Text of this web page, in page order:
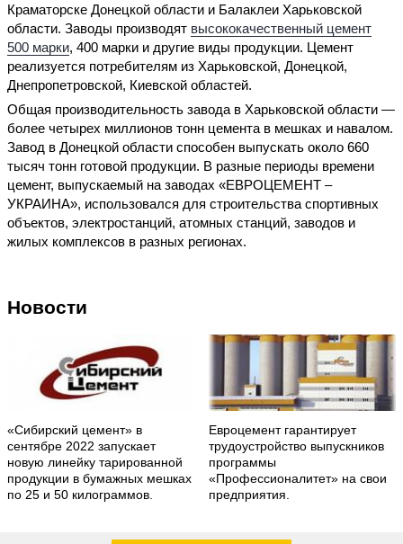
Краматорске Донецкой области и Балаклеи Харьковской
области. Заводы производят высококачественный цемент
500 марки, 400 марки и другие виды продукции. Цемент
реализуется потребителям из Харьковской, Донецкой,
Днепропетровской, Киевской областей.
Общая производительность завода в Харьковской области —
более четырех миллионов тонн цемента в мешках и навалом.
Завод в Донецкой области способен выпускать около 660
тысяч тонн готовой продукции. В разные периоды времени
цемент, выпускаемый на заводах «ЕВРОЦЕМЕНТ –
УКРАИНА», использовался для строительства спортивных
объектов, электростанций, атомных станций, заводов и
жилых комплексов в разных регионах.
Новости
«Сибирский цемент» в
сентябре 2022 запускает
новую линейку тарированной
продукции в бумажных мешках
по 25 и 50 килограммов.
Евроцемент гарантирует
трудоустройство выпускников
программы
«Профессионалитет» на свои
предприятия.